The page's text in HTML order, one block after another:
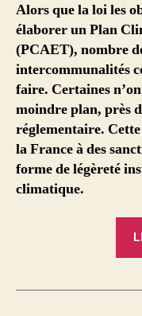
Alors que la loi les
élaborer un Plan
(PCAET), nombre
intercommunalités
faire. Certaines
moindre plan, près
réglementaire.
la France à des
forme de légèreté
climatique.